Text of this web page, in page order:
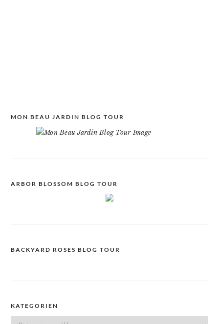
MON BEAU JARDIN BLOG TOUR
ARBOR BLOSSOM BLOG TOUR
BACKYARD ROSES BLOG TOUR
KATEGORIEN
Kategorien